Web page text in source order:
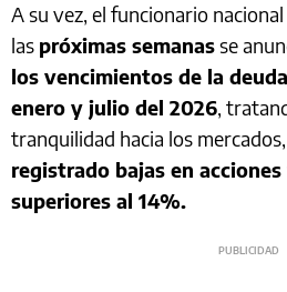
A su vez, el funcionario
las próximas semanasse
los vencimientos de la
enero y julio del 2026,
tranquilidad hacia los mercados,
registrado bajas en
superiores al 14%.